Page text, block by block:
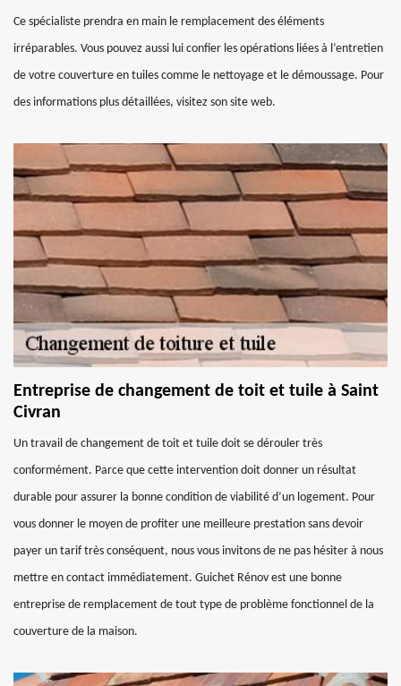
Ce spécialiste prendra en main le remplacement des éléments
irréparables. Vous pouvez aussi lui confier les opérations liées à l’entretien
de votre couverture en tuiles comme le nettoyage et le démoussage. Pour
des informations plus détaillées, visitez son site web.
Entreprise de changement de toit et tuile à Saint
Civran
Un travail de changement de toit et tuile doit se dérouler très
conformément. Parce que cette intervention doit donner un résultat
durable pour assurer la bonne condition de viabilité d’un logement. Pour
vous donner le moyen de profiter une meilleure prestation sans devoir
payer un tarif très conséquent, nous vous invitons de ne pas hésiter à nous
mettre en contact immédiatement. Guichet Rénov est une bonne
entreprise de remplacement de tout type de problème fonctionnel de la
couverture de la maison.